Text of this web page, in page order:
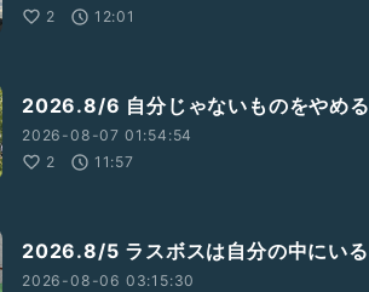
2
12:01
2026.8/6 自分じゃないものをやめる
2026-08-07 01:54:54
2
11:57
2026.8/5 ラスボスは自分の中にいる
2026-08-06 03:15:30